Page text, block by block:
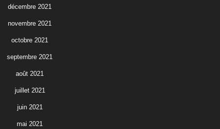
décembre 2021
novembre 2021
octobre 2021
septembre 2021
août 2021
juillet 2021
juin 2021
mai 2021